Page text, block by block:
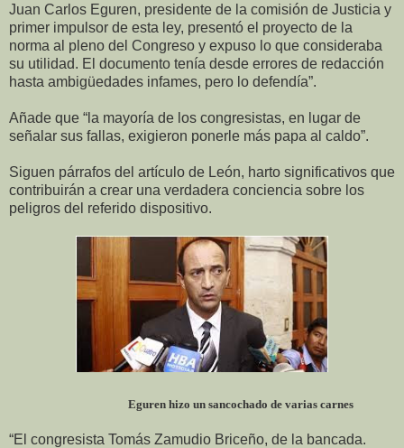
Juan Carlos Eguren, presidente de la comisión de Justicia y
primer impulsor de esta ley, presentó el proyecto de la
norma al pleno del Congreso y expuso lo que consideraba
su utilidad. El documento tenía desde errores de redacción
hasta ambigüedades infames, pero lo defendía”.
Añade que “la mayoría de los congresistas, en lugar de
señalar sus fallas, exigieron ponerle más papa al caldo”.
Siguen párrafos del artículo de León, harto significativos que
contribuirán a crear una verdadera conciencia sobre los
peligros del referido dispositivo.
Eguren hizo un sancochado de varias carnes
“El congresista Tomás Zamudio Briceño, de la bancada.